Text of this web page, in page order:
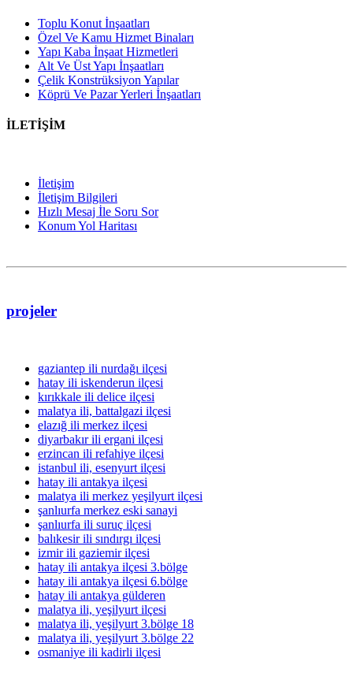
Toplu Konut İnşaatları
Özel Ve Kamu Hizmet Binaları
Yapı Kaba İnşaat Hizmetleri
Alt Ve Üst Yapı İnşaatları
Çelik Konstrüksiyon Yapılar
Köprü Ve Pazar Yerleri İnşaatları
İLETİŞİM
İletişim
İletişim Bilgileri
Hızlı Mesaj İle Soru Sor
Konum Yol Haritası
projeler
gaziantep ili nurdağı ilçesi
hatay ili iskenderun ilçesi
kırıkkale ili delice ilçesi
malatya ili, battalgazi ilçesi
elazığ ili merkez ilçesi
diyarbakır ili ergani ilçesi
erzincan ili refahiye ilçesi
istanbul ili, esenyurt ilçesi
hatay ili antakya ilçesi
malatya ili merkez yeşilyurt ilçesi
şanlıurfa merkez eski sanayi
şanlıurfa ili suruç ilçesi
balıkesir ili sındırgı ilçesi
izmir ili gaziemir ilçesi
hatay ili antakya ilçesi 3.bölge
hatay ili antakya ilçesi 6.bölge
hatay ili antakya gülderen
malatya ili, yeşilyurt ilçesi
malatya ili, yeşilyurt 3.bölge 18
malatya ili, yeşilyurt 3.bölge 22
osmaniye ili kadirli ilçesi